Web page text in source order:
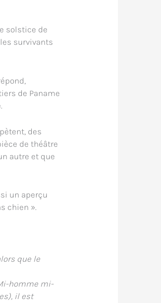
solstice de
survivants
de Paname
des
de théâtre
autre et que
un aperçu
chien ».
que le
homme mi-
il est